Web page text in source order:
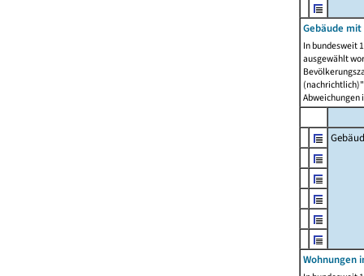
Gebäude mit
In bundesweit
ausgewählt
Abweichungen
Wohnungen